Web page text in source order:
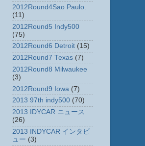
2012Round4Sao Paulo.
(11)
2012Round5 Indy500
(75)
2012Round6 Detroit (15)
2012Round7 Texas (7)
2012Round8 Milwaukee
(3)
2012Round9 Iowa (7)
2013 97th indy500 (70)
2013 IDYCAR ニュース
(26)
2013 INDYCAR インタビ
ュー (3)